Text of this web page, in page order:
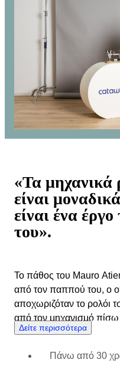
«Τα μηχανικά
είναι
είναι ένα
του».
Το πάθος του Mauro
από τον παππού του, ο
αποχωριζόταν το ρολόι
από τον μηχανισμό
τούτου ξεκίνησε τη
επεκτάθηκε γρήγορα και
Δείτε περισσότερα
Πάνω από 30